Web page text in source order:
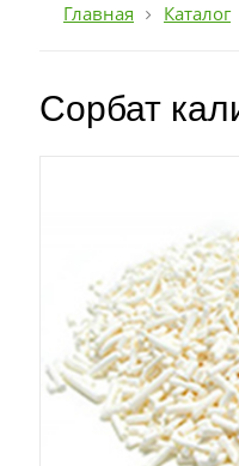
Главная Каталог
Сорбат